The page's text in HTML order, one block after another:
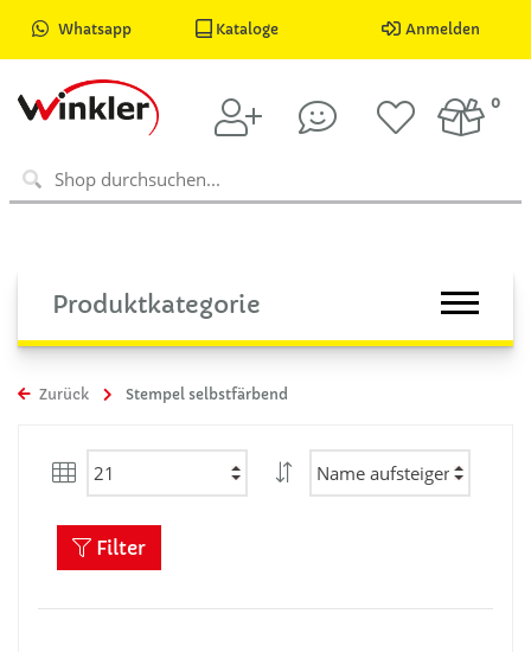
Whatsapp Kataloge Anmelden
0
Produktkategorie
Zurück Stempel selbstfärbend
Filter